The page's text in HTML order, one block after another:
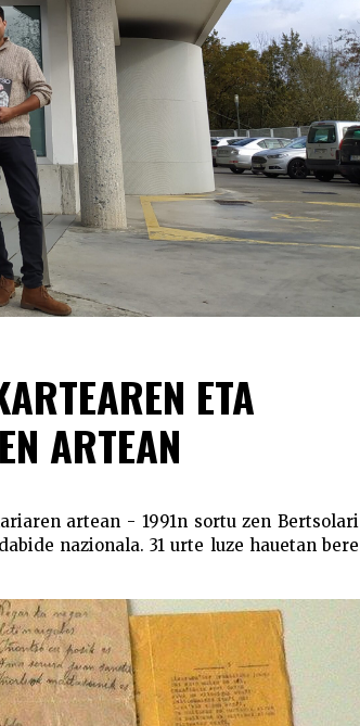
ETA
ARTEAN
artean - 1991n sortu zen Bertsolari
nazionala. 31 urte luze hauetan bere